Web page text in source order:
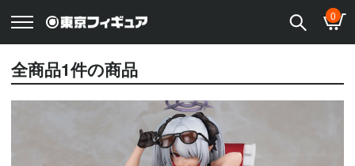
0
全商品1件の商品